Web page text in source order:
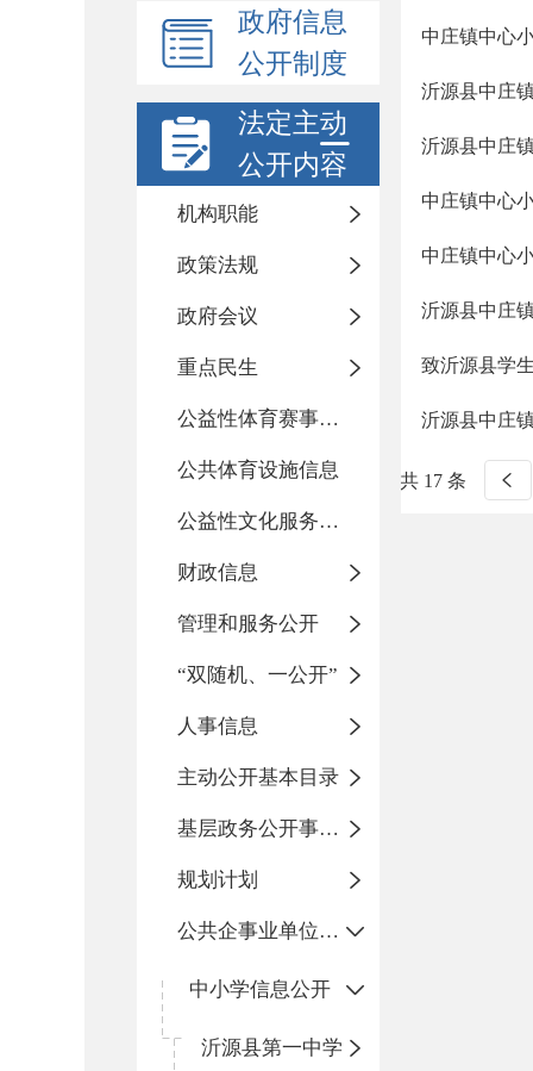
政府信息
公开制度
法定主动
公开内容
机构职能
政策法规
政府会议
重点民生
公益性体育赛事活动
公共体育设施信息
公益性文化服务活动
财政信息
管理和服务公开
“双随机、一公开”
人事信息
主动公开基本目录
基层政务公开事项标准目录
规划计划
公共企事业单位信息公开
中小学信息公开
沂源县第一中学
中庄镇中心
沂源县中庄
沂源县中庄
中庄镇中心
中庄镇中心
沂源县中庄
致沂源县学
沂源县中庄
共 17 条